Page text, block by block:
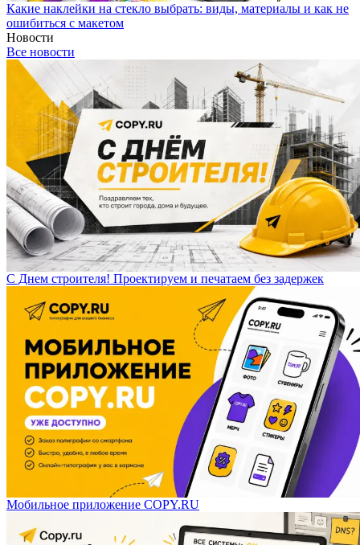
Какие наклейки на стекло выбрать: виды, материалы и как не
ошибиться с макетом
Новости
Все новости
С Днем строителя! Проектируем и печатаем без задержек
Мобильное приложение COPY.RU